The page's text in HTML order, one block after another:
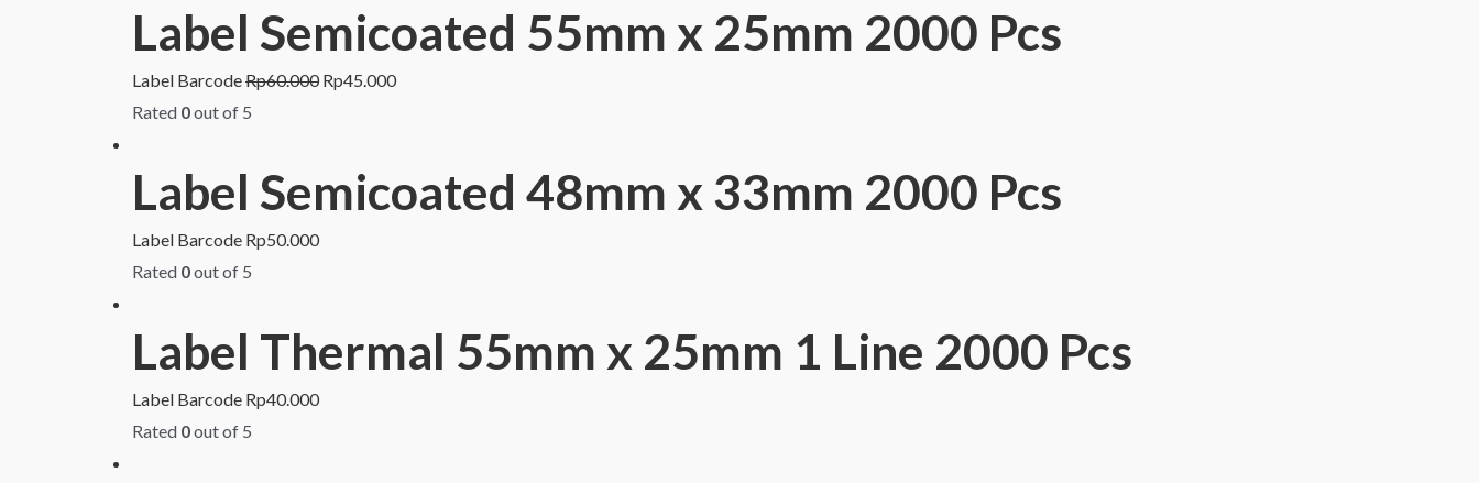
Label Semicoated 55mm x 25mm 2000 Pcs
Label BarcodeRp60.000 Rp45.000
Rated 0out of 5
Label Semicoated 48mm x 33mm 2000 Pcs
Label Barcode Rp50.000
Rated 0out of 5
Label Thermal 55mm x 25mm 1 Line 2000 Pcs
Label Barcode Rp40.000
Rated 0out of 5